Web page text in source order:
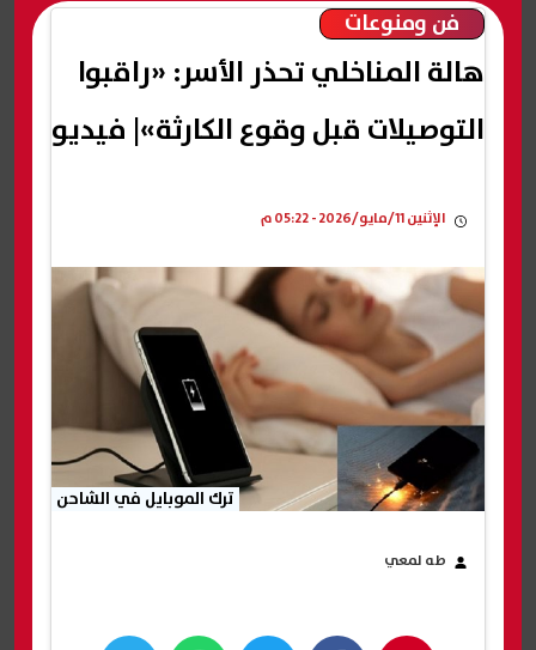
فن ومنوعات
هالة المناخلي تحذر الأسر: «راقبوا
التوصيلات قبل وقوع الكارثة»| فيديو
الإثنين 11/مايو/2026 - 05:22 م
ترك الموبايل في الشاحن
طه لمعي